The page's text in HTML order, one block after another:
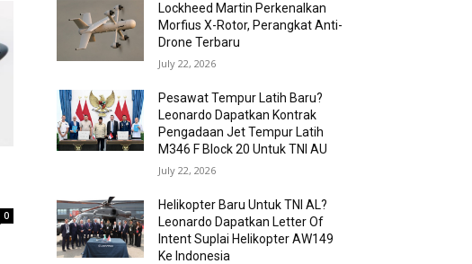
0
Lockheed Martin Perkenalkan
Morfius X-Rotor, Perangkat Anti-
Drone Terbaru
July 22, 2026
Pesawat Tempur Latih Baru?
Leonardo Dapatkan Kontrak
Pengadaan Jet Tempur Latih
M346 F Block 20 Untuk TNI AU
July 22, 2026
Helikopter Baru Untuk TNI AL?
Leonardo Dapatkan Letter Of
Intent Suplai Helikopter AW149
Ke Indonesia